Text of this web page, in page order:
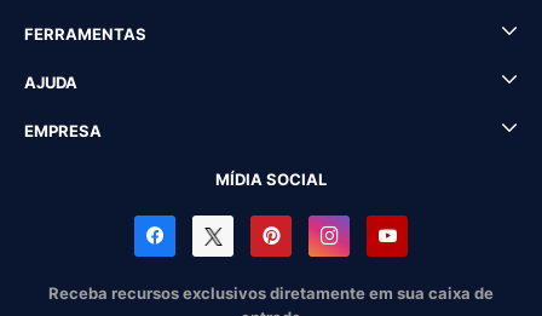
FERRAMENTAS
AJUDA
EMPRESA
MÍDIA SOCIAL
Receba recursos exclusivos diretamente em sua caixa de